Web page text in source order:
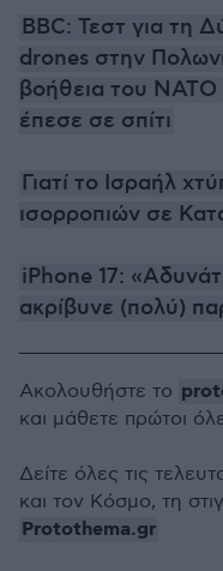
ΒΒC: Τεστ για τη
drones στην
βοήθεια του ΝΑΤΟ
έπεσε σε σπίτι
Γιατί το Ισραήλ
ισορροπιών σε
iPhone 17:
ακρίβυνε (πολύ)
Ακολουθήστε το
και μάθετε πρώτοι
Δείτε όλες τις
και τον Κόσμο, τη
Protothema.gr